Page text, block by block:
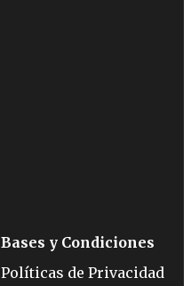
Bases y Condiciones
Políticas de Privacidad